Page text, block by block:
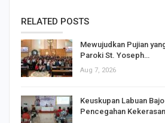
RELATED POSTS
Mewujudkan Pujian
Paroki St. Yoseph…
Aug 7, 2026
Keuskupan Labuan
Pencegahan